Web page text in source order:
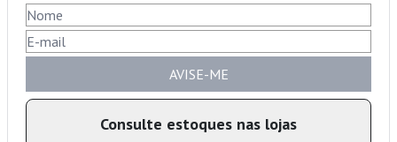
AVISE-ME
Consulte estoques nas lojas